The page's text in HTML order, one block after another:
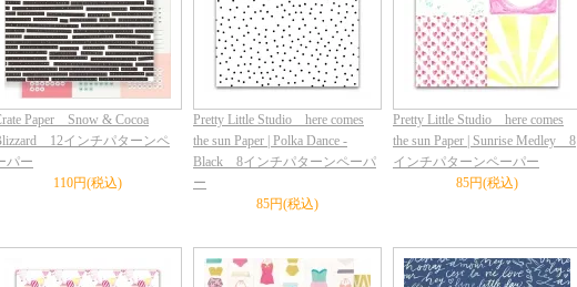
Paper Snow & Cocoa
12インチパターンペ
パー
110円(税込)
Pretty Little Studio here comes
the sun Paper | Polka Dance -
Black 8インチパターンペーパ
ー
85円(税込)
Pretty Little Studio here comes
the sun Paper | Sunrise Medley 8
インチパターンペーパー
85円(税込)